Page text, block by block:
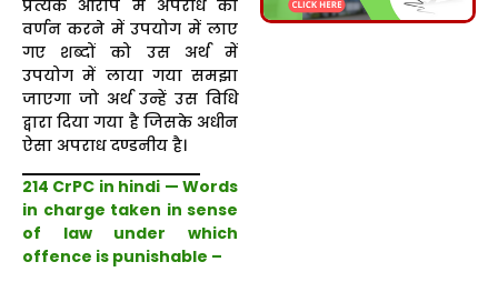
प्रत्येक आरोप में अपराध का
वर्णन करने में उपयोग में लाए
गए शब्दों को उस अर्थ में
उपयोग में लाया गया समझा
जाएगा जो अर्थ उन्हें उस विधि
द्वारा दिया गया है जिसके अधीन
ऐसा अपराध दण्डनीय है।
214 CrPC in hindi — Words
in charge taken in sense
of law under which
offence is punishable –